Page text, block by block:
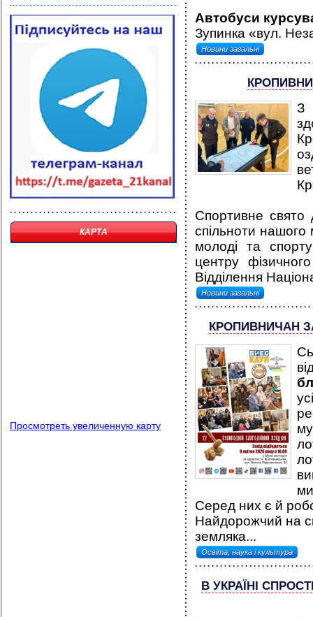
КАРТА
Просмотреть увеличенную карту
Автобуси
Зупинка «вул.
Новини загальні
З
Спортивне свято
спільноти нашого
молоді та
центру
Відділення
Новини загальні
КРОПИВНИЧАН
Серед них є й
Найдорожчий на
земляка...
Освіта, наука і культура
В УКРАЇНІ